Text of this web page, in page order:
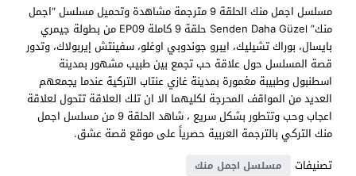
مسلسل اجمل منك الحلقة 9 مترجمة مشاهدة وتحميل مسلسل “اجمل
منك” Senden Daha Güzel حلقة 9 كاملة EP09 من بطولة جيمري
بايسال، بوراك تشيليك، ايبرو جوندوبي اوغلو، سفينتش إيربولاك، وتدور
قصة المسلسل حول علاقة حب تجمع بين طبيب مشهور بمدينة
اسطنبول وطبيبة مغمورة بمدينة غازي عنتاب التركية عندما يجمعهم
العديد من المواقف المحرجة لكليهما الا ان تلك العلاقة تتحول لعلاقة
اعجاب وحب وتتطور بشكل سريع ، شاهد الحلقة 9 من مسلسل اجمل
منك التركي بالترجمة العربية حصرياً على موقع قصة عشق.
تصنيفات
مسلسل اجمل منك